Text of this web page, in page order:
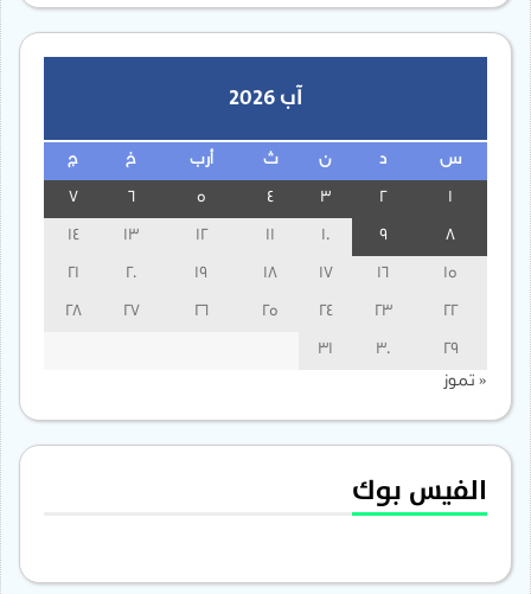
آب 2026
س ن ث أرب خ ج
3
13
14
15
16
17
18
19
20
21
22
23
24
25
26
27
28
29
30
31
« تموز
الفيس بوك